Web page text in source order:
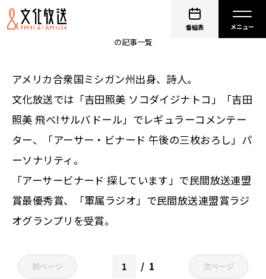
番組表
非公開: アーサー・ビナード
の記事一覧
アメリカ合衆国ミシガン州出身、詩人。
文化放送では「吉田照美 ソコダイジナトコ」「吉田
照美 飛べ!サルバドール」でレギュラーコメンテー
ター、「アーサー・ビナード 午後の三枚おろし」パ
ーソナリティ。
「アーサービナード 探しています」で民間放送連盟
賞最優秀賞、「軍属ラジオ」で民間放送連盟賞ラジ
オグランプリを受賞。
前ページ 1 次ページ